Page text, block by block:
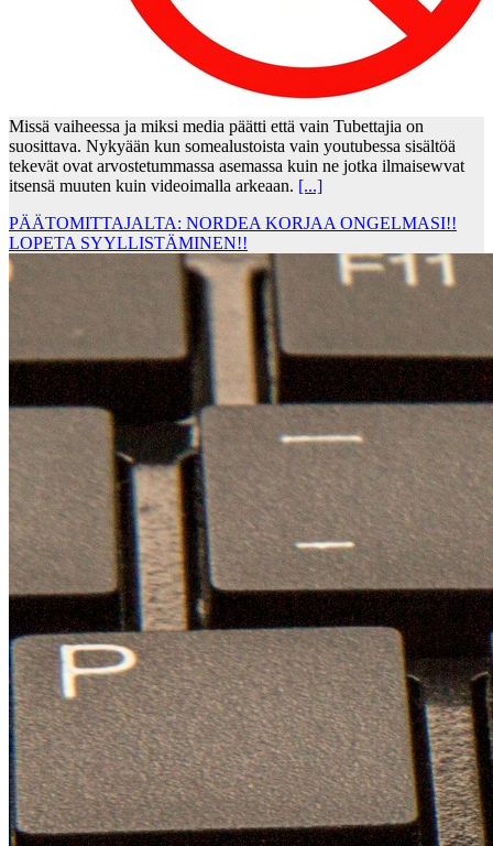
Missä vaiheessa ja miksi media päätti että vain Tubettajia on
suosittava. Nykyään kun somealustoista vain youtubessa sisältöä
tekevät ovat arvostetummassa asemassa kuin ne jotka ilmaisewvat
itsensä muuten kuin videoimalla arkeaan. [...]
PÄÄTOMITTAJALTA: NORDEA KORJAA ONGELMASI!!
LOPETA SYYLLISTÄMINEN!!